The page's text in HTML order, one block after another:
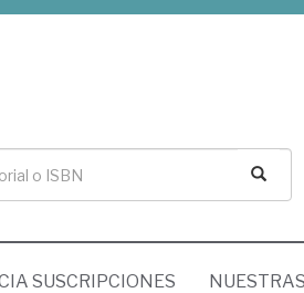
SUSCRIPCIONES NUESTRAS